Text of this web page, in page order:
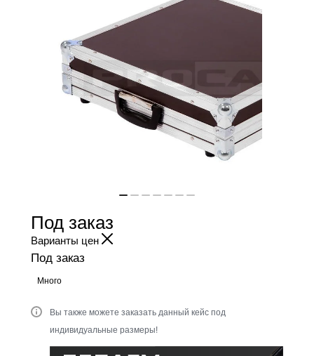
Под заказ
Варианты цен
Под заказ
Много
Вы также можете заказать данный кейс под
индивидуальные размеры!